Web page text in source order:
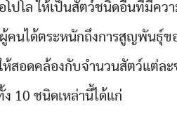
โปโล ให้เป็นสัตว์ชนิดอื่นที่มีควา
นได้ตระหนักถึงการสูญพันธุ์ข
ห้สอดคล้องกับจำนวนสัตว์แต่ล
10 ชนิดเหล่านี้ได้แก่